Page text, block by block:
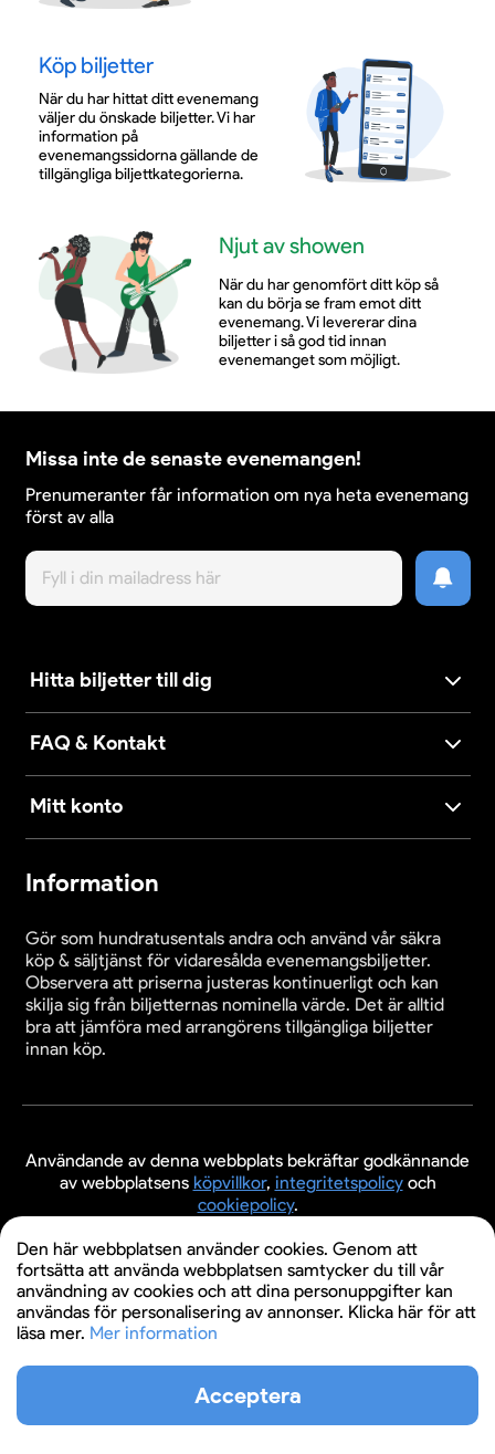
Köp biljetter
När du har hittat ditt evenemang
väljer du önskade biljetter. Vi har
information på
evenemangssidorna gällande de
tillgängliga biljettkategorierna.
Njut av showen
När du har genomfört ditt köp så
kan du börja se fram emot ditt
evenemang. Vi levererar dina
biljetter i så god tid innan
evenemanget som möjligt.
Missa inte de senaste evenemangen!
Prenumeranter får information om nya heta evenemang
först av alla
Hitta biljetter till dig
FAQ & Kontakt
Mitt konto
Information
Gör som hundratusentals andra och använd vår säkra
köp & säljtjänst för vidaresålda evenemangsbiljetter.
Observera att priserna justeras kontinuerligt och kan
skilja sig från biljetternas nominella värde. Det är alltid
bra att jämföra med arrangörens tillgängliga biljetter
innan köp.
Användande av denna webbplats bekräftar godkännande
av webbplatsens köpvillkor, integritetspolicyoch
cookiepolicy.
© 2026 Evenemangsbiljetter.se
Den här webbplatsen använder cookies. Genom att
fortsätta att använda webbplatsen samtycker du till vår
användning av cookies och att dina personuppgifter kan
användas för personalisering av annonser. Klicka här för att
läsa mer. Mer information
Acceptera